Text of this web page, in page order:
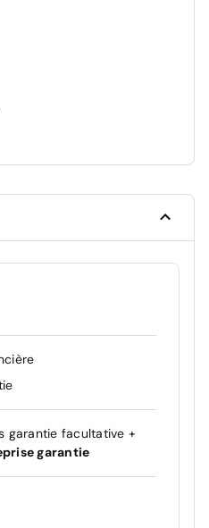
garantie facultative +
garantie